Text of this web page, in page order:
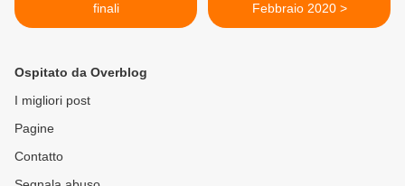
finali
Febbraio 2020 >
Ospitato da Overblog
I migliori post
Pagine
Contatto